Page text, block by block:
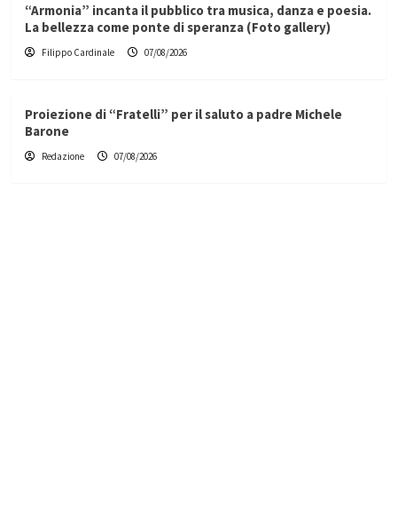
“Armonia” incanta il pubblico tra musica, danza e poesia.
La bellezza come ponte di speranza (Foto gallery)
Filippo Cardinale 07/08/2026
Proiezione di “Fratelli” per il saluto a padre Michele
Barone
Redazione 07/08/2026